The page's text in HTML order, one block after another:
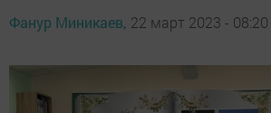
Фанур Миникаев, 22 март 2023 - 08:20